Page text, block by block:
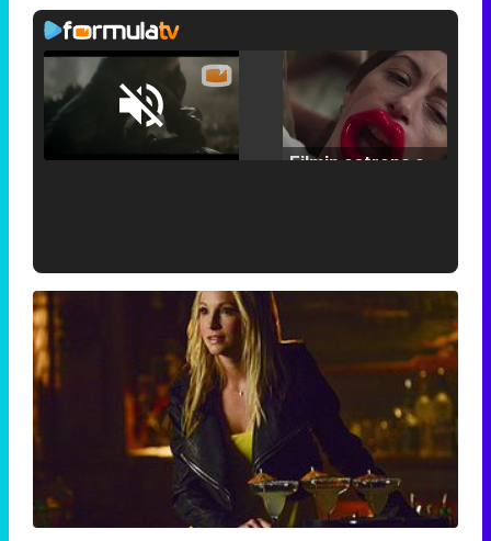
Unmute /
'120 Minutos' celebra sus 2.000 programas en Telemadrid con un vídeo del día a día en la redacción